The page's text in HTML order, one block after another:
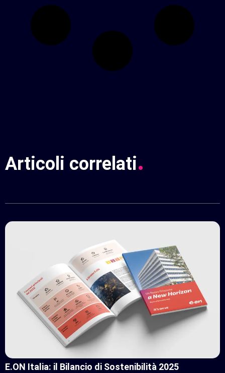
Articoli correlati.
E.ON Italia: il Bilancio di Sostenibilità 2025